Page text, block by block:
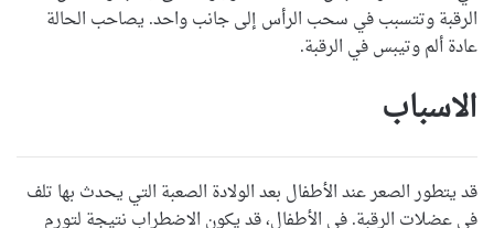
الرقبة وتتسبب في سحب الرأس إلى جانب واحد. يصاحب الحالة
عادة ألم وتيبس في الرقبة.
الاسباب
قد يتطور الصعر عند الأطفال بعد الولادة الصعبة التي يحدث بها تلف
في عضلات الرقبة. في الأطفال، قد يكون الاضطراب نتيجة لتورم